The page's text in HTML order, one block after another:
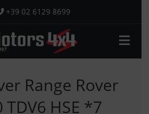
+39 02 6129 8699
Range Rover
HSE *7